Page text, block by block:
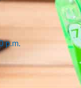
p.m.